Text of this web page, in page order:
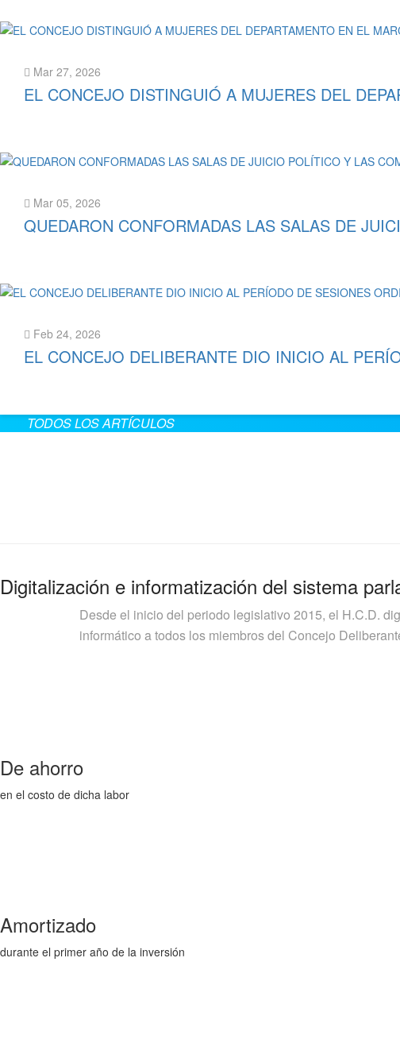
Mar 27, 2026
EL CONCEJO DISTINGUIÓ A MUJERES DEL
Mar 05, 2026
QUEDARON CONFORMADAS LAS SALAS DE
Feb 24, 2026
EL CONCEJO DELIBERANTE DIO INICIO AL
TODOS LOS ARTÍCULOS
Digitalización e informatización del sistema
Desde el inicio del periodo legislativo 2015, el H.C.D.
informático a todos los miembros del Concejo
De ahorro
en el costo de dicha labor
Amortizado
durante el primer año de la inversión